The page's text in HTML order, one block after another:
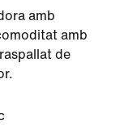
amb
amb
de